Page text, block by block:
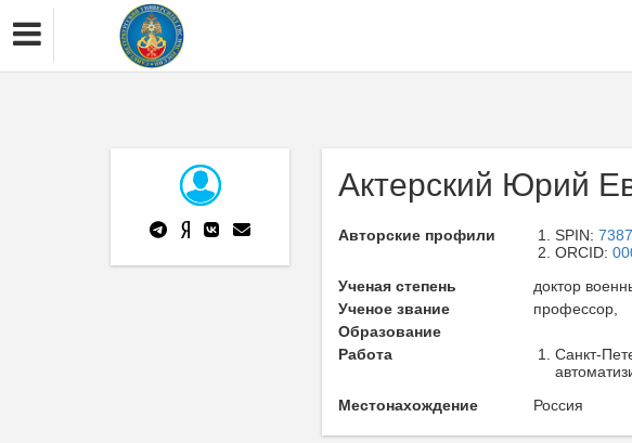
Актерский Юрий
Авторские профили SPIN:
ORCID:
Ученая степень
доктор
Ученое звание
профессор,
Образование
Работа
Санкт-
Местонахождение
Россия